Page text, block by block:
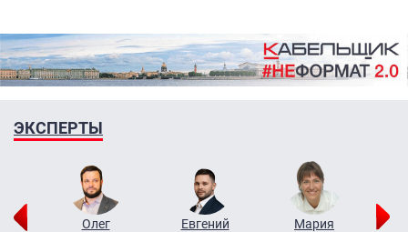
ЭКСПЕРТЫ
Олег
Евгений
Мария